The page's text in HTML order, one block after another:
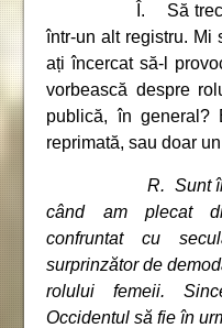
Î. Să trecem,
într-un alt registru. Mi
ați încercat să-l
vorbească despre
publică, în general?
reprimată, sau doar
R. Sunt
când am plecat
confruntat cu
surprinzător de
rolului femeii.
Occidentul să fie în